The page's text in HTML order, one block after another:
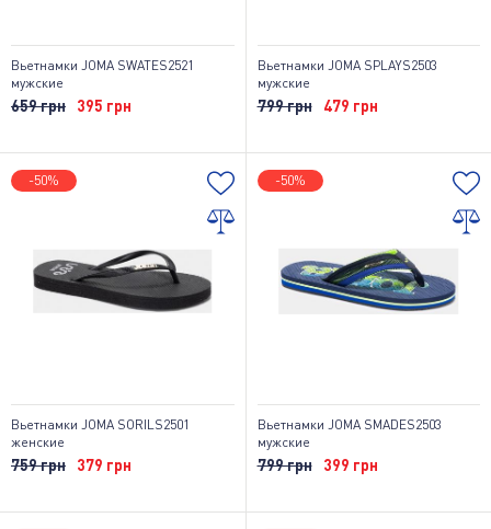
Вьетнамки JOMA SWATES2521
мужские
659 грн 395 грн
Вьетнамки JOMA SPLAYS2503
мужские
799 грн 479 грн
-50%
Вьетнамки JOMA SORILS2501
женские
759 грн 379 грн
-50%
Вьетнамки JOMA SMADES2503
мужские
799 грн 399 грн